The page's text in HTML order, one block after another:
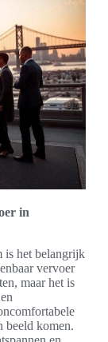
in
is het belangrijk
vervoer
maar het is
beeld komen.